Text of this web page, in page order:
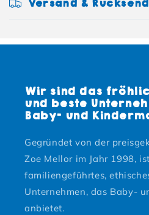
Versand &
Wir sind das
und beste
Baby- und
Gegründet von der
Zoe Mellor im Jahr 1998,
familiengeführtes,
Unternehmen, das Baby-
anbietet.